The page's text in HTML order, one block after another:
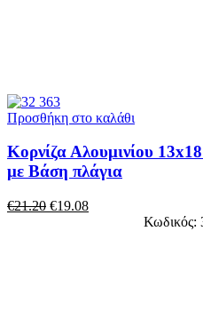
Προσθήκη στο καλάθι
Κορνίζα Αλουμινίου
με Βάση πλάγια
€21.20 €19.08
Κωδικός: